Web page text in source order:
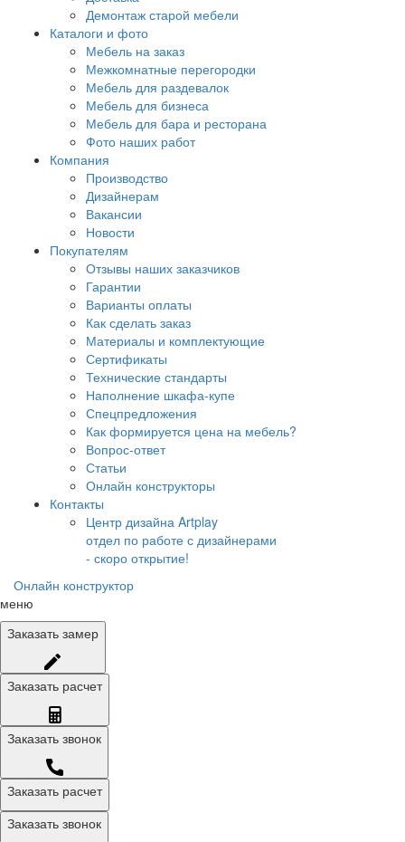
Демонтаж старой мебели
Каталоги и фото
Мебель на заказ
Межкомнатные перегородки
Мебель для раздевалок
Мебель для бизнеса
Мебель для бара и ресторана
Фото наших работ
Компания
Производство
Дизайнерам
Вакансии
Новости
Покупателям
Отзывы наших заказчиков
Гарантии
Варианты оплаты
Как сделать заказ
Материалы и комплектующие
Сертификаты
Технические стандарты
Наполнение шкафа-купе
Спецпредложения
Как формируется цена на мебель?
Вопрос-ответ
Статьи
Онлайн конструкторы
Контакты
Центр дизайна Artplay
отдел по работе с дизайнерами
- скоро открытие!
Онлайн конструктор
меню
Заказать замер
Заказать расчет
Заказать звонок
Заказать расчет
Заказать звонок